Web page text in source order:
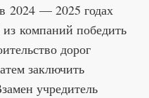
2024 — 2025 годах
компаний победить
дорог
заключить
учредитель